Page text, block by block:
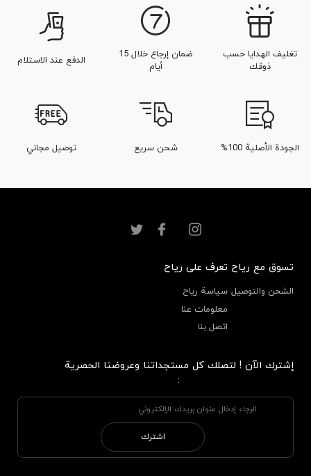
تغليف الهدايا حسب
ذوقك
ضمان إرجاع خلال 15
أيام
الدفع عند الاستلام
الجودة الأصلية 100% شحن سريع توصيل مجاني
تسوق مع رياح
الشحن والتوصيل
تعرف على رياح
سياسة رياح
معلومات عنا
اتصل بنا
إشترك الآن ! لتصلك كل مستجداتنا وعروضنا الحصرية
:
اشترك